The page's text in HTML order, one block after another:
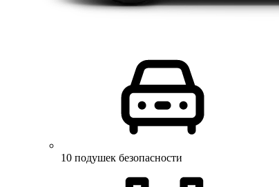
10 подушек безопасности